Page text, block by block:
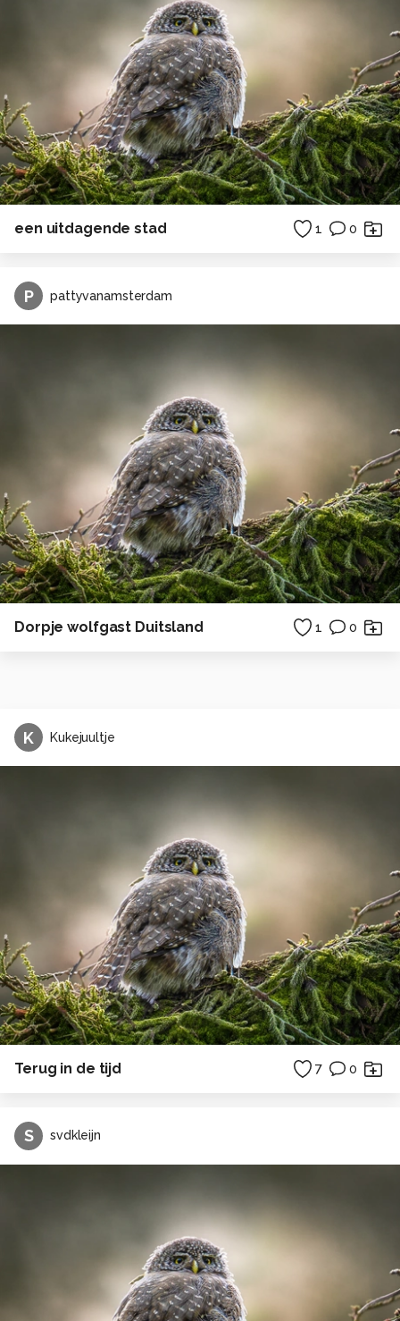
een uitdagende stad 1 0
P pattyvanamsterdam
Dorpje wolfgast Duitsland 1 0
K Kukejuultje
Terug in de tijd 7 0
S svdkleijn